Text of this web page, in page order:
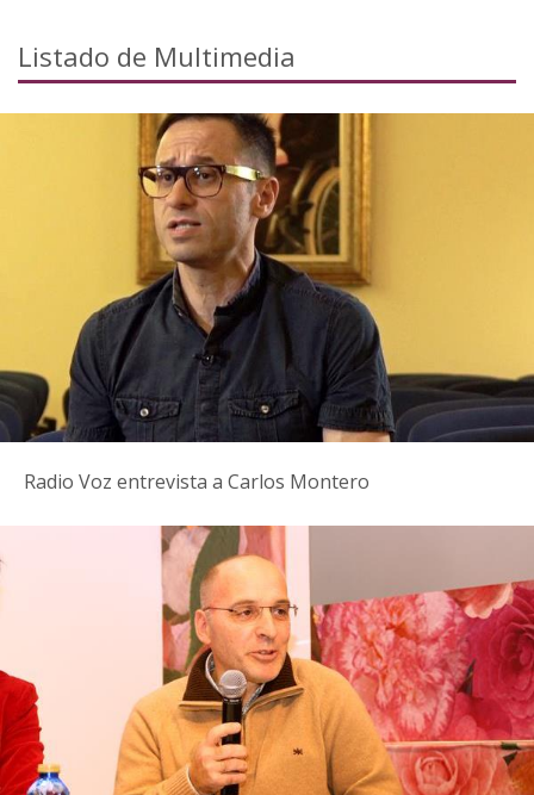
Listado de Multimedia
Radio Voz entrevista a Carlos Montero